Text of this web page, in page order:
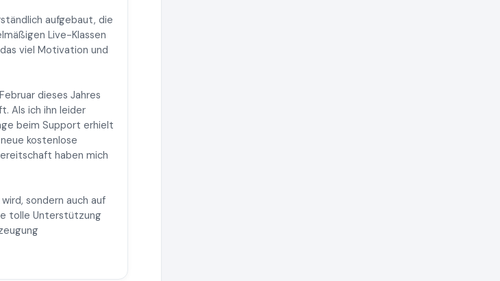
aufgebaut, die
Live-Klassen
viel Motivation und
dieses Jahres
Als ich ihn leider
beim Support erhielt
kostenlose
haben mich
sondern auch auf
tolle Unterstützung